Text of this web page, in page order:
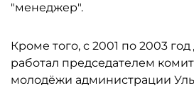
"менеджер".
Кроме того, с 2001 по 2003
работал председателем
молодёжи администрации